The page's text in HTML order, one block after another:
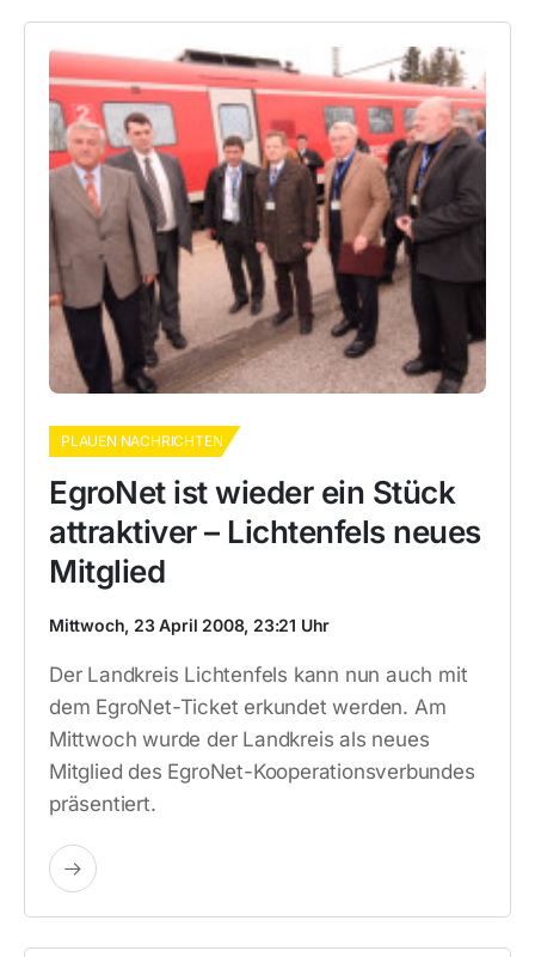
PLAUEN NACHRICHTEN
EgroNet ist wieder ein Stück
attraktiver – Lichtenfels neues
Mitglied
Mittwoch, 23 April 2008, 23:21 Uhr
Der Landkreis Lichtenfels kann nun auch mit
dem EgroNet-Ticket erkundet werden. Am
Mittwoch wurde der Landkreis als neues
Mitglied des EgroNet-Kooperationsverbundes
präsentiert.